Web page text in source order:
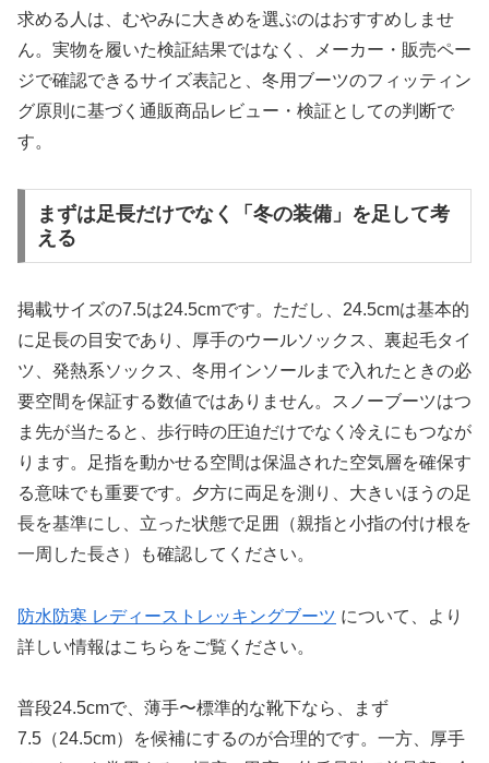
求める人は、むやみに大きめを選ぶのはおすすめしませ
ん。実物を履いた検証結果ではなく、メーカー・販売ペー
ジで確認できるサイズ表記と、冬用ブーツのフィッティン
グ原則に基づく通販商品レビュー・検証としての判断で
す。
まずは足長だけでなく「冬の装備」を足して考
える
掲載サイズの7.5は24.5cmです。ただし、24.5cmは基本的
に足長の目安であり、厚手のウールソックス、裏起毛タイ
ツ、発熱系ソックス、冬用インソールまで入れたときの必
要空間を保証する数値ではありません。スノーブーツはつ
ま先が当たると、歩行時の圧迫だけでなく冷えにもつなが
ります。足指を動かせる空間は保温された空気層を確保す
る意味でも重要です。夕方に両足を測り、大きいほうの足
長を基準にし、立った状態で足囲（親指と小指の付け根を
一周した長さ）も確認してください。
防水防寒 レディーストレッキングブーツ について、より
詳しい情報はこちらをご覧ください。
普段24.5cmで、薄手〜標準的な靴下なら、まず
7.5（24.5cm）を候補にするのが合理的です。一方、厚手